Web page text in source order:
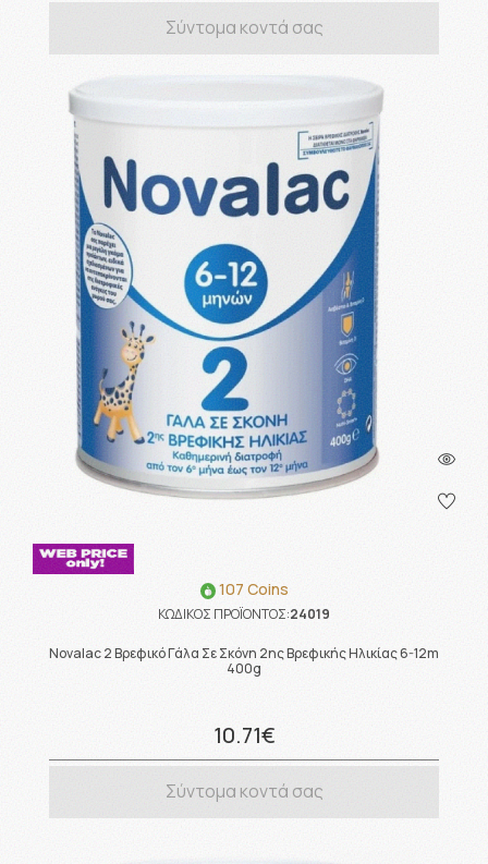
Σύντομα κοντά σας
107 Coins
ΚΩΔΙΚΟΣ ΠΡΟΪΟΝΤΟΣ:24019
Novalac 2 Βρεφικό Γάλα Σε Σκόνη 2ης Βρεφικής Ηλικίας 6-12m
400g
10.71€
Σύντομα κοντά σας